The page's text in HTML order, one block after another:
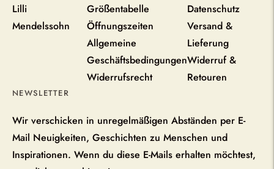
Lilli
Mendelssohn
Größentabelle
Öffnungszeiten
Allgemeine
Geschäftsbedingungen
Widerrufsrecht
Datenschutz
Versand &
Lieferung
Widerruf &
Retouren
NEWSLETTER
Wir verschicken in unregelmäßigen Abständen per E-
Mail Neuigkeiten, Geschichten zu Menschen und
Inspirationen. Wenn du diese E-Mails erhalten möchtest,